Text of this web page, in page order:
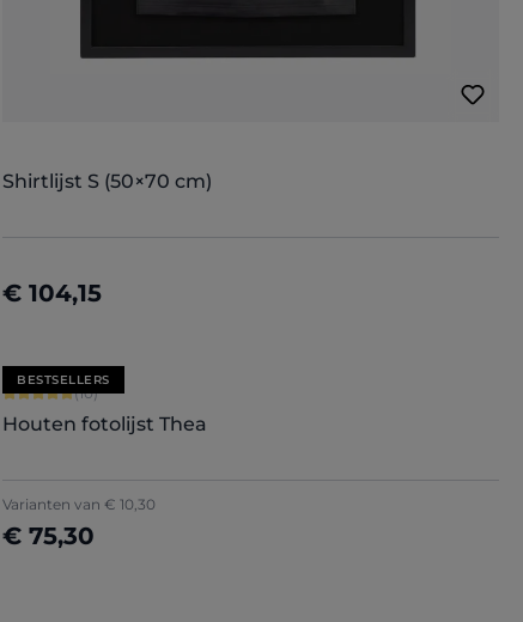
Shirtlijst S (50×70 cm)
€ 104,15
Nu configureren
BESTSELLERS
Gemiddelde waardering van 5 van 5 sterren
(10)
Houten fotolijst Thea
Varianten van € 10,30
€ 75,30
Nu configureren